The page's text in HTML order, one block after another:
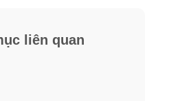
trị ra lòng bàn tay,
đầu trong vài phút.
liên quan